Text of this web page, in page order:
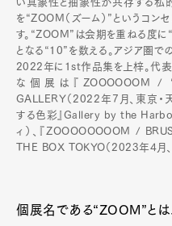
い具象性と抽象性が共存する私
を“ZOOM（ズーム）”というコン
す。“ZOOM”は会期を重ねる度に
となる“10”を数える。アジア圏で
2022年に1st作品集を上梓。代表作
な個展は『ZOOOOOOM /
GALLERY（2022年7月、東京・
する色彩』Gallery by the
ィ）、『ZOOOOOOOOM /
THE BOX TOKYO（2023年4月、
個展名である“ZOOM”と